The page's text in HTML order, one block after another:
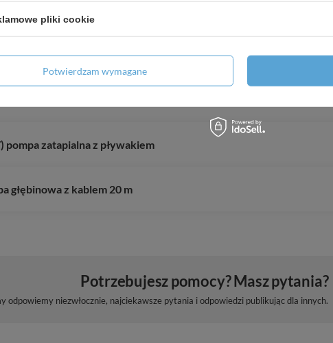
głębinowa z silnikiem IBO ITALY
pompa zatapialna z pływakiem
głębinowa z kablem 20 m
Potrzebujesz pomocy? Masz pytania?
odpowiemy niezwłocznie, najciekawsze pytania i odpowiedzi publikując dla innych.
pliki cookie
Potwierdzam wymagane